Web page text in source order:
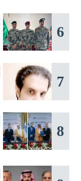
6
7
8